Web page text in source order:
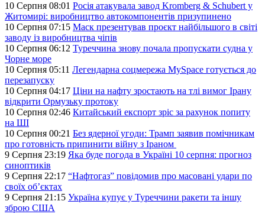
10 Серпня 08:01 Росія атакувала завод Kromberg & Schubert у
Житомирі: виробництво автокомпонентів призупинено
10 Серпня 07:15 Маск презентував проєкт найбільшого в світі
заводу із виробництва чіпів
10 Серпня 06:12 Туреччина знову почала пропускати судна у
Чорне море
10 Серпня 05:11 Легендарна соцмережа MySpace готується до
перезапуску
10 Серпня 04:17 Ціни на нафту зростають на тлі вимог Ірану
відкрити Ормузьку протоку
10 Серпня 02:46 Китайський експорт зріс за рахунок попиту
на ШІ
10 Серпня 00:21 Без ядерної угоди: Трамп заявив помічникам
про готовність припинити війну з Іраном
9 Серпня 23:19 Яка буде погода в Україні 10 серпня: прогноз
синоптиків
9 Серпня 22:17 “Нафтогаз” повідомив про масовані удари по
своїх об’єктах
9 Серпня 21:15 Україна купує у Туреччини ракети та іншу
зброю США